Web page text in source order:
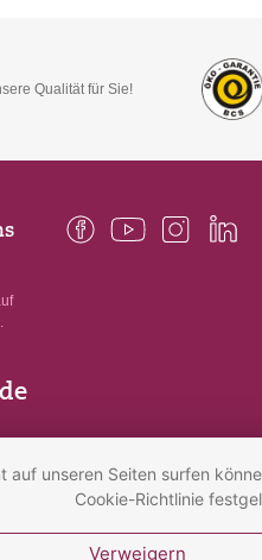
Qualität für Sie!
GmbH
auf unseren Seiten surfen
Cookie-Richtlinie
Verweigern